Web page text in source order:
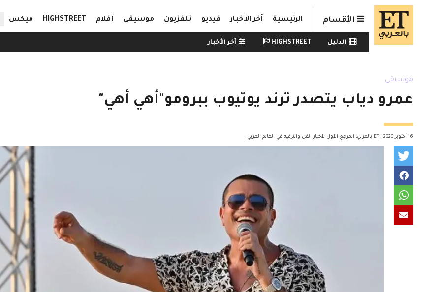
Skip to main content
الأقسام الرئيسية آخر الأخبار فيديو تلفزيون موسيقى أفلام HIGHSTREET ميكس
Watch menu
الدليل HIGHSTREET آخر الأخبار
موسيقى
عمرو دياب يتصدر ترند يوتيوب ببرومو"أهي أهي"
16 أكتوبر 2020 | ET بالعربي: المرجع الأول لأخبار الفن والترفيه في العالم العربي